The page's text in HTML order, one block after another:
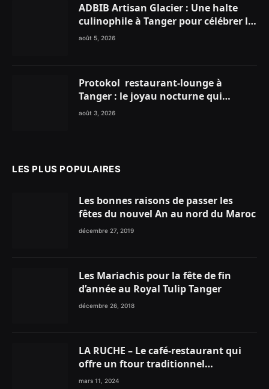
ADBIB Artisan Glacier : Une halte
culinophile à Tanger pour célébrer la
glace traditionnelle aux matières
août 5, 2026
Protokol restaurant-lounge à
Tanger : le joyau nocturne qui
réinvente vos soirées
août 3, 2026
LES PLUS POPULAIRES
Les bonnes raisons de passer les
fêtes du nouvel An au nord du Maroc
décembre 27, 2019
Les Mariachis pour la fête de fin
d’année au Royal Tulip Tanger
décembre 26, 2018
LA RUCHE – Le café-restaurant qui
offre un ftour traditionnel
gourmand
mars 11, 2024